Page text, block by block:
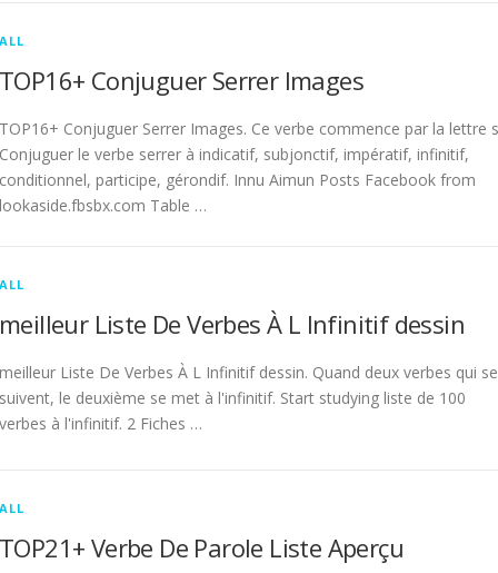
ALL
TOP16+ Conjuguer Serrer Images
TOP16+ Conjuguer Serrer Images. Ce verbe commence par la lettre
Conjuguer le verbe serrer à indicatif, subjonctif, impératif, infinitif,
conditionnel, participe, gérondif. Innu Aimun Posts Facebook from
lookaside.fbsbx.com Table …
ALL
meilleur Liste De Verbes À L Infinitif dessin
meilleur Liste De Verbes À L Infinitif dessin. Quand deux verbes qui se
suivent, le deuxième se met à l'infinitif. Start studying liste de 100
verbes à l'infinitif. 2 Fiches …
ALL
TOP21+ Verbe De Parole Liste Aperçu